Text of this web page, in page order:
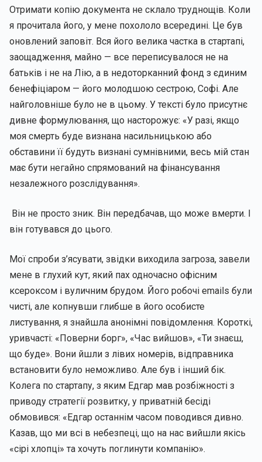
Отримати копію документа не склало труднощів. Коли
я прочитала його, у мене похололо всередині. Це був
оновлений заповіт. Вся його велика частка в стартапі,
заощадження, майно — все переписувалося не на
батьків і не на Лію, а в недоторканний фонд з єдиним
бенефіціаром — його молодшою сестрою, Софі. Але
найголовніше було не в цьому. У тексті було присутнє
дивне формулювання, що насторожує: «У разі, якщо
моя смерть буде визнана насильницькою або
обставини її будуть визнані сумнівними, весь мій стан
має бути негайно спрямований на фінансування
незалежного розслідування».
Він не просто зник. Він передбачав, що може вмерти. І
він готувався до цього.
Мої спроби з’ясувати, звідки виходила загроза, завели
мене в глухий кут, який пах одночасно офісним
ксероксом і вуличним брудом. Його робочі emails були
чисті, але копнувши глибше в його особисте
листування, я знайшла анонімні повідомлення. Короткі,
уривчасті: «Поверни борг», «Час вийшов», «Ти знаєш,
що буде». Вони йшли з лівих номерів, відправника
встановити було неможливо. Але був і інший бік.
Колега по стартапу, з яким Едгар мав розбіжності з
приводу стратегії розвитку, у приватній бесіді
обмовився: «Едгар останнім часом поводився дивно.
Казав, що ми всі в небезпеці, що на нас вийшли якісь
«сірі хлопці» та хочуть поглинути компанію».